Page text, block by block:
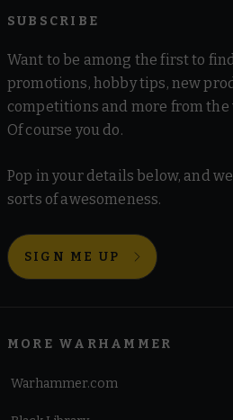
SUBSCRIBE
Want to be among the first to
promotions, hobby tips, new
competitions and more from
Of course you do.
Pop in your details below, and
sorts of awesomeness.
SIGN ME UP
MORE WARHAMMER
Warhammer.com